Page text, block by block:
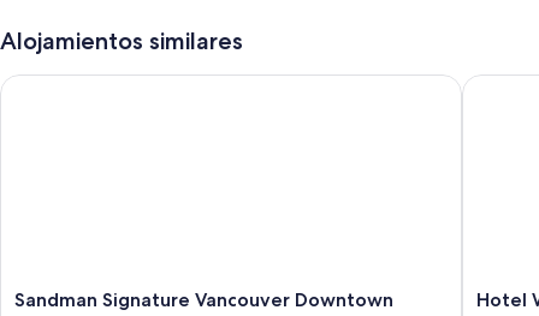
Estos son otros servicios:
Alojamientos similares
Sandman
Sandman Signature Vancouver Downtown
Sandman Signature Vancouver Downtown Hotel
Hotel
Hotel
Hotel